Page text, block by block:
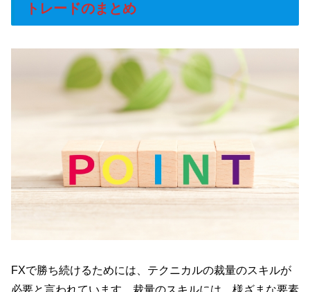
トレードのまとめ
FXで勝ち続けるためには、テクニカルの裁量のスキルが
必要と言われています。裁量のスキルには、様ざまな要素